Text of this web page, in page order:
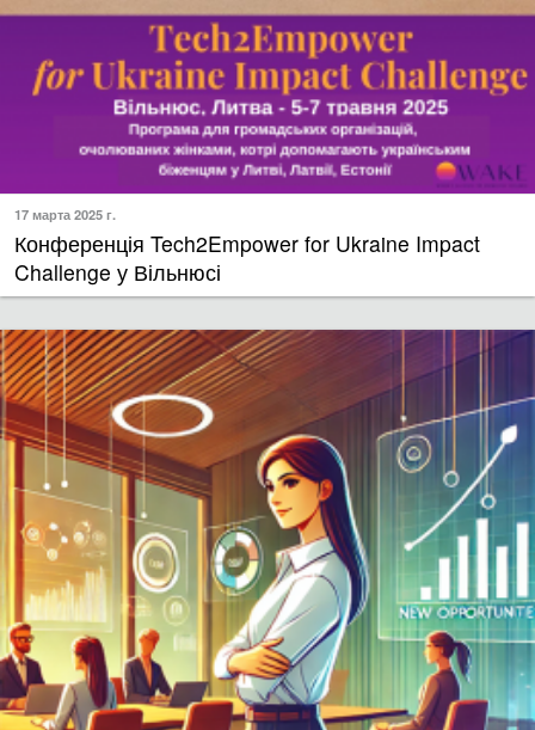
17 марта 2025 г.
Конференція Tech2Empower for Ukraine Impact
Challenge у Вільнюсі